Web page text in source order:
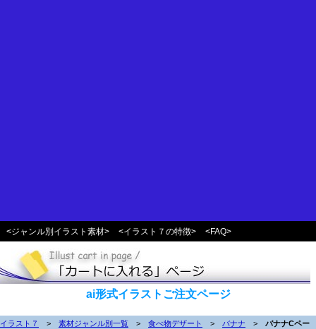
<ジャンル別イラスト素材> <イラスト７の特徴> <FAQ>
ai形式イラストご注文ページ
イラスト７ > 素材ジャンル別一覧 > 食べ物デザート > バナナ > バナナCペー